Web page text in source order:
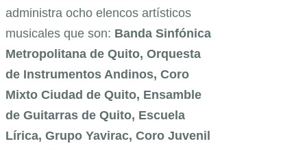
administra ocho elencos artísticos
musicales que son: Banda Sinfónica
Metropolitana de Quito, Orquesta
de Instrumentos Andinos, Coro
Mixto Ciudad de Quito, Ensamble
de Guitarras de Quito, Escuela
Lírica, Grupo Yavirac, Coro Juvenil